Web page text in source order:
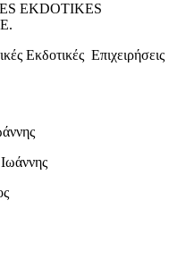
EKDOTIKES
Εκδοτικές Επιχειρήσεις